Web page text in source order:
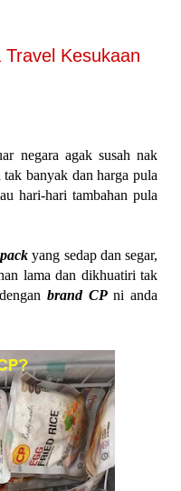
Kesukaan
negara agak susah nak
banyak dan harga pula
hari-hari tambahan pula
yang sedap dan segar,
lama dan dikhuatiri tak
brand CPni anda